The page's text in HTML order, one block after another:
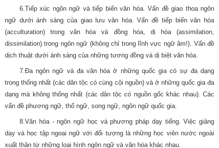
6.Tiếp xúc ngôn ngữ và tiếp biến văn hóa. Vấn đề giao thoa ngôn
ngữ dưới ánh sáng của giao lưu văn hóa. Vấn đề tiếp biến văn hóa
(acculturation) trong văn hóa và đồng hóa, dị hóa (assimilation,
dissimilation) trong ngôn ngữ (không chỉ trong lĩnh vực ngữ âm!). Vấn đề
dịch thuật dưới ánh sáng của những tương đồng và dị biệt văn hóa.
7.Đa ngôn ngữ và đa văn hóa ở những quốc gia có sự đa dạng
trong thống nhất (các dân tộc có cùng cội nguồn) và ở những quốc gia đa
dạng mà không thống nhất (các dân tộc có nguồn gốc khác nhau). Các
vấn đề phương ngữ, thổ ngữ, song ngữ, ngôn ngữ quốc gia.
8.Văn hóa - ngôn ngữ học và phương pháp dạy tiếng. Việc giảng
dạy và học tập ngoại ngữ với đối tượng là những học viên nước ngoài
xuất thân từ những loại hình ngôn ngữ và văn hóa khác nhau.